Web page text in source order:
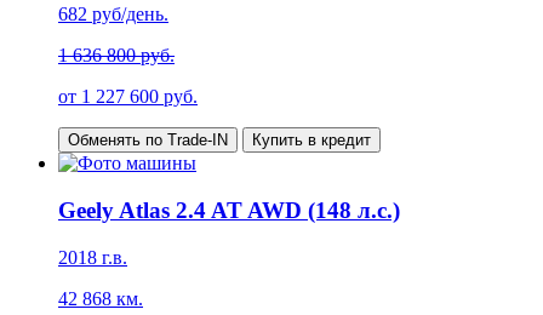
682 руб/день.
1 636 800 руб.
от 1 227 600 руб.
Обменять по Trade-IN Купить в кредит
Geely Atlas 2.4 AT AWD (148 л.с.)
2018 г.в.
42 868 км.